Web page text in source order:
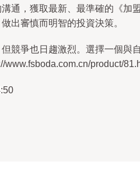
通，獲取最新、最準確的《加
出審慎而明智的投資決策。
競爭也日趨激烈。選擇一個與
product/